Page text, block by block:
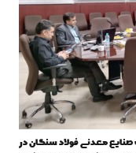
معدنی فولاد سنگان در